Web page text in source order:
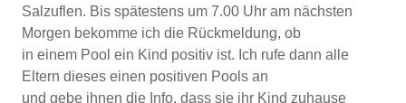
Salzuflen. Bis spätestens um 7.00 Uhr am nächsten
Morgen bekomme ich die Rückmeldung, ob
in einem Pool ein Kind positiv ist. Ich rufe dann alle
Eltern dieses einen positiven Pools an
und gebe ihnen die Info, dass sie ihr Kind zuhause